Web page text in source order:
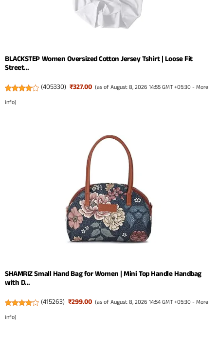
BLACKSTEP Women Oversized Cotton Jersey Tshirt | Loose Fit
Street...
(405330) ₹327.00 (as of August 8, 2026 14:55 GMT +05:30 -More
info)
SHAMRIZ Small Hand Bag for Women | Mini Top Handle Handbag
with D...
(415263) ₹299.00 (as of August 8, 2026 14:54 GMT +05:30 -More
info)